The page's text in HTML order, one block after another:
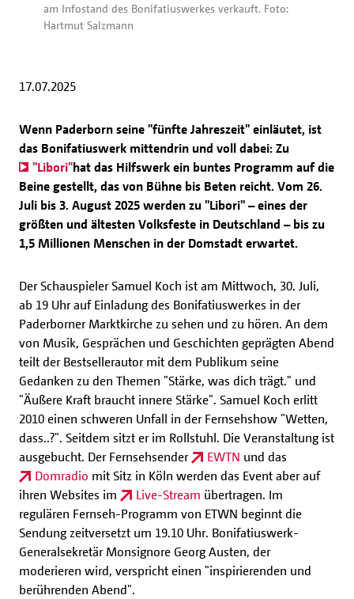
am Infostand des Bonifatiuswerkes verkauft. Foto:
Hartmut Salzmann
17.07.2025
Wenn Paderborn seine "fünfte Jahreszeit" einläutet, ist
das Bonifatiuswerk mittendrin und voll dabei: Zu
"Libori"hat das Hilfswerk ein buntes Programm auf die
Beine gestellt, das von Bühne bis Beten reicht. Vom 26.
Juli bis 3. August 2025 werden zu "Libori" – eines der
größten und ältesten Volksfeste in Deutschland – bis zu
1,5 Millionen Menschen in der Domstadt erwartet.
Der Schauspieler Samuel Koch ist am Mittwoch, 30. Juli,
ab 19 Uhr auf Einladung des Bonifatiuswerkes in der
Paderborner Marktkirche zu sehen und zu hören. An dem
von Musik, Gesprächen und Geschichten geprägten Abend
teilt der Bestsellerautor mit dem Publikum seine
Gedanken zu den Themen "Stärke, was dich trägt." und
"Äußere Kraft braucht innere Stärke". Samuel Koch erlitt
2010 einen schweren Unfall in der Fernsehshow "Wetten,
dass..?". Seitdem sitzt er im Rollstuhl. Die Veranstaltung ist
ausgebucht. Der Fernsehsender
EWTN und das
Domradio mit Sitz in Köln werden das Event aber auf
ihren Websites im
Live-Stream übertragen. Im
regulären Fernseh-Programm von ETWN beginnt die
Sendung zeitversetzt um 19.10 Uhr. Bonifatiuswerk-
Generalsekretär Monsignore Georg Austen, der
moderieren wird, verspricht einen "inspirierenden und
berührenden Abend".